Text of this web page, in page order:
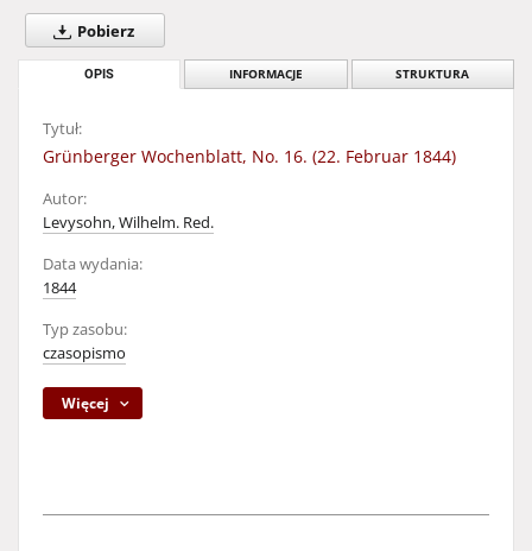
Pobierz
OPIS INFORMACJE STRUKTURA
Tytuł:
Grünberger Wochenblatt, No. 16. (22. Februar 1844)
Autor:
Levysohn, Wilhelm. Red.
Data wydania:
1844
Typ zasobu:
czasopismo
Więcej